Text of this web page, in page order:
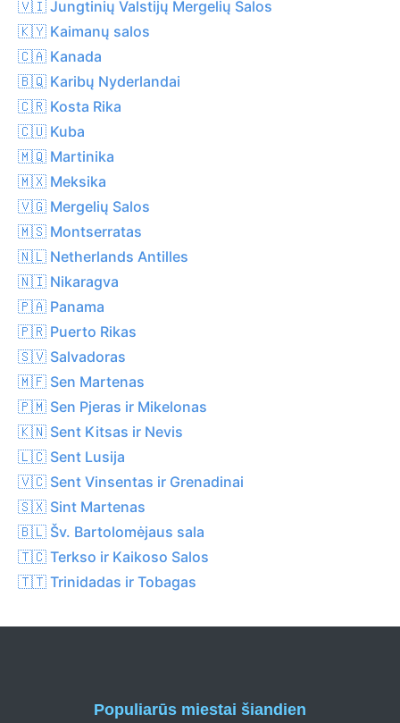
🇻🇮 Jungtinių Valstijų Mergelių Salos
🇰🇾 Kaimanų salos
🇨🇦 Kanada
🇧🇶 Karibų Nyderlandai
🇨🇷 Kosta Rika
🇨🇺 Kuba
🇲🇶 Martinika
🇲🇽 Meksika
🇻🇬 Mergelių Salos
🇲🇸 Montserratas
🇳🇱 Netherlands Antilles
🇳🇮 Nikaragva
🇵🇦 Panama
🇵🇷 Puerto Rikas
🇸🇻 Salvadoras
🇲🇫 Sen Martenas
🇵🇲 Sen Pjeras ir Mikelonas
🇰🇳 Sent Kitsas ir Nevis
🇱🇨 Sent Lusija
🇻🇨 Sent Vinsentas ir Grenadinai
🇸🇽 Sint Martenas
🇧🇱 Šv. Bartolomėjaus sala
🇹🇨 Terkso ir Kaikoso Salos
🇹🇹 Trinidadas ir Tobagas
Populiarūs miestai šiandien